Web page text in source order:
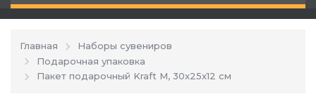
Главная
Наборы сувениров
Подарочная упаковка
Пакет подарочный Kraft M, 30x25x12 см